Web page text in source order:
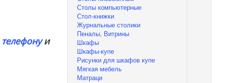
телефонуи
Столы компьютерные
Стол-книжки
Журнальные столики
Пеналы, Витрины
Шкафы
Шкафы-купе
Рисунки для шкафов купе
Мягкая мебель
Матраци